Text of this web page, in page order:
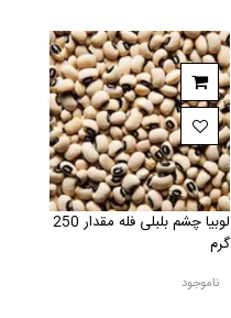
لوبیا چشم بلبلی فله مقدار 250
گرم
ناموجود